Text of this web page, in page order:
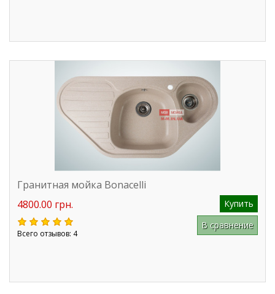
Гранитная мойка Bonacelli
4800.00 грн.
Купить
Всего отзывов: 4
В сравнение